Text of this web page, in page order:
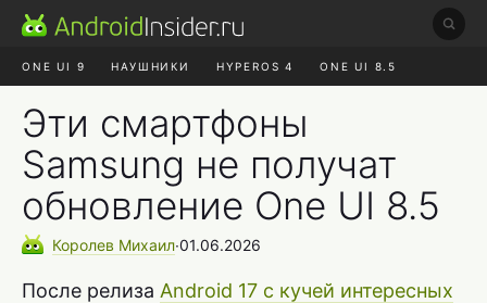
ONE UI 9 НАУШНИКИ HYPEROS 4 ONE UI 8.5
Эти смартфоны
Samsung не получат
обновление One UI 8.5
Королев Михаил∙01.06.2026
После релиза Android 17 с кучей интересных